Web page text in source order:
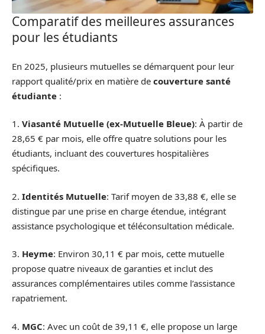
Comparatif des meilleures assurances
pour les étudiants
En 2025, plusieurs mutuelles se démarquent pour leur
rapport qualité/prix en matière de couverture santé
étudiante :
1. Viasanté Mutuelle (ex-Mutuelle Bleue): À partir de
28,65 € par mois, elle offre quatre solutions pour les
étudiants, incluant des couvertures hospitalières
spécifiques.
2. Identités Mutuelle: Tarif moyen de 33,88 €, elle se
distingue par une prise en charge étendue, intégrant
assistance psychologique et téléconsultation médicale.
3. Heyme: Environ 30,11 € par mois, cette mutuelle
propose quatre niveaux de garanties et inclut des
assurances complémentaires utiles comme l’assistance
rapatriement.
4. MGC: Avec un coût de 39,11 €, elle propose un large